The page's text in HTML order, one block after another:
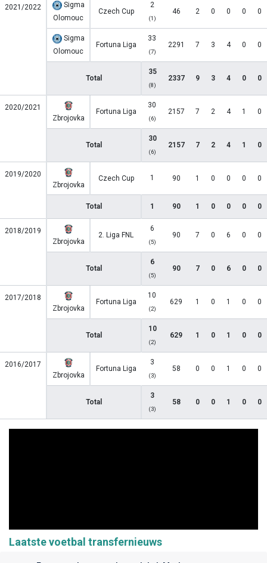
2021/2022
Sigma
Olomouc
Czech Cup
2
(1)
46 2 0 0 0 0
Sigma
Olomouc
Fortuna Liga
33
(7)
2291 7 3 4 0 0
Total
35
(8)
2337 9 3 4 0 0
2020/2021
Zbrojovka
Fortuna Liga
30
(6)
2157 7 2 4 1 0
Total
30
(6)
2157 7 2 4 1 0
2019/2020
Zbrojovka
Czech Cup 1 90 1 0 0 0 0
Total 1 90 1 0 0 0 0
2018/2019
Zbrojovka
2. Liga FNL
6
(5)
90 7 0 6 0 0
Total
6
(5)
90 7 0 6 0 0
2017/2018
Zbrojovka
Fortuna Liga
10
(2)
629 1 0 1 0 0
Total
10
(2)
629 1 0 1 0 0
2016/2017
Zbrojovka
Fortuna Liga
3
(3)
58 0 0 1 0 0
Total
3
(3)
58 0 0 1 0 0
Laatste voetbal transfernieuws